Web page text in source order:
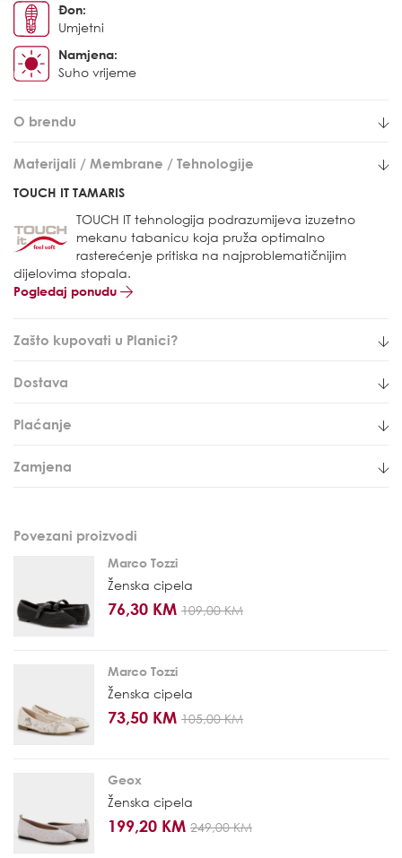
Đon:
Umjetni
Namjena:
Suho vrijeme
O brendu
Materijali / Membrane / Tehnologije
TOUCH IT TAMARIS
TOUCH IT tehnologija podrazumijeva izuzetno
mekanu tabanicu koja pruža optimalno
rasterećenje pritiska na najproblematičnijim
dijelovima stopala.
Pogledaj ponudu
Zašto kupovati u Planici?
Dostava
Plaćanje
Zamjena
Povezani proizvodi
Marco Tozzi
Ženska cipela
76,30 KM 109,00 KM
Marco Tozzi
Ženska cipela
73,50 KM 105,00 KM
Geox
Ženska cipela
199,20 KM 249,00 KM